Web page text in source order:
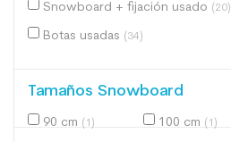
Snowboard + fijación usado (20)
Botas usadas (34)
Tamaños Snowboard
90 cm (1) 100 cm (1)